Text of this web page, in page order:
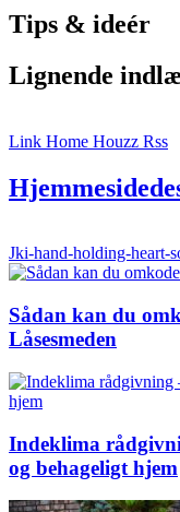
Tips & ideér
Lignende
Link Home Houzz Rss
Jki-hand-holding-heart-
Sådan kan du
Låsesmeden
Indeklima
og behageligt hjem